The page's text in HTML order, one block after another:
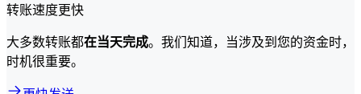
转账速度更快
大多数转账都在当天完成。我们知道，当涉及到您的资金时，
时机很重要。